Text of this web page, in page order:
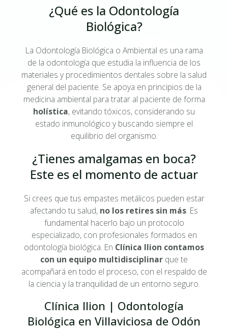
¿Qué es la Odontología
Biológica?
La Odontología Biológica o Ambiental es una rama
de la odontología que estudia la influencia de los
materiales y procedimientos dentales sobre la salud
general del paciente. Se apoya en principios de la
medicina ambiental para tratar al paciente de forma
holística, evitando tóxicos, considerando su
estado inmunológico y buscando siempre el
equilibrio del organismo.
¿Tienes amalgamas en boca?
Este es el momento de actuar
Si crees que tus empastes metálicos pueden estar
afectando tu salud, no los retires sin más. Es
fundamental hacerlo bajo un protocolo
especializado, con profesionales formados en
odontología biológica. En Clínica Ilion contamos
con un equipo multidisciplinar que te
acompañará en todo el proceso, con el respaldo de
la ciencia y la tranquilidad de un entorno seguro.
Clínica Ilion | Odontología
Biológica en Villaviciosa de Odón